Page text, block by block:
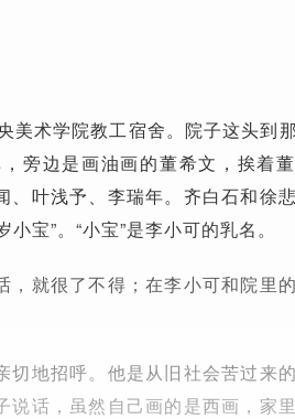
美术学院教工宿舍。院子这头到
旁边是画油画的董希文，挨着
叶浅予、李瑞年。齐白石和徐
宝”。“小宝”是李小可的乳名。
就很了不得；在李小可和院里
地招呼。他是从旧社会苦过来
话，虽然自己画的是西画，家